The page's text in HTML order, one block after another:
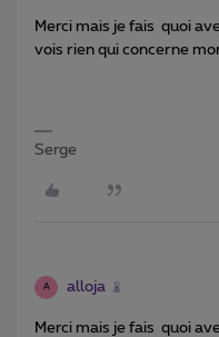
Merci mais je fais quoi
vois rien qui concerne
Serge
A alloja
Merci mais je fais quoi